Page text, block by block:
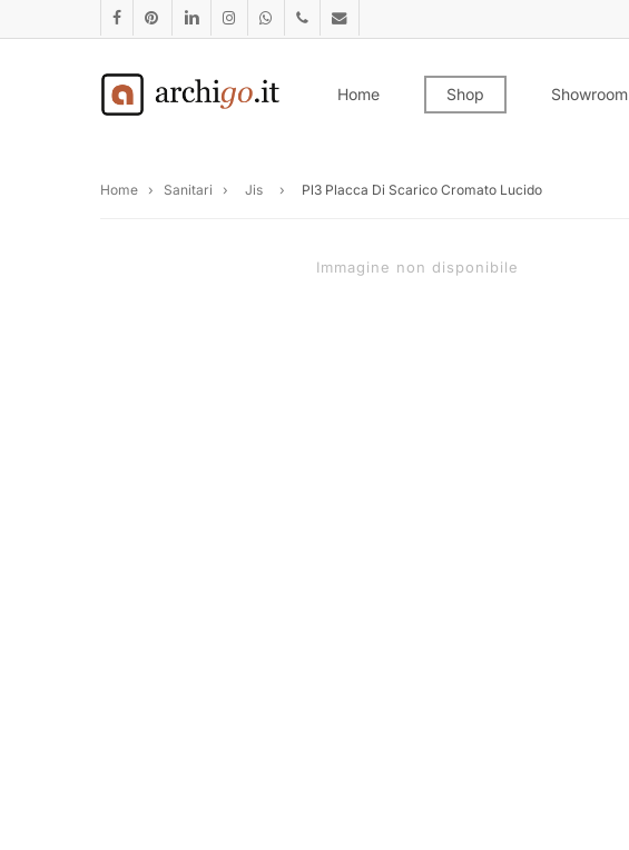
to
facebookpinterestlinkedininstagramwhatsappphoneemail
Home Shop Showroom
Home › Sanitari › Jis › Pl3 Placca Di Scarico Cromato Lucido
Immagine non disponibile